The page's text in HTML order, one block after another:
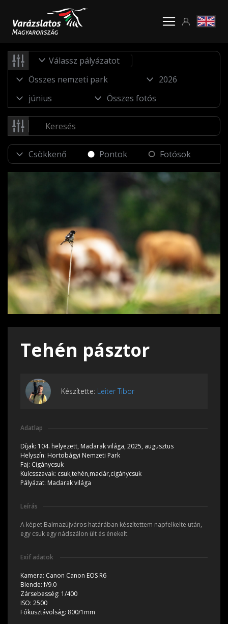
Válassz pályázatot
Pontok Fotósok
Tehén pásztor
Készítette: Leiter Tibor
Adatlap
Díjak: 104. helyezett, Madarak világa, 2025, augusztus
Helyszín: Hortobágyi Nemzeti Park
Faj: Cigánycsuk
Kulcsszavak: csuk,tehén,madár,cigánycsuk
Pályázat: Madarak világa
Leírás
A képet Balmazújváros határában készítettem napfelkelte után,
egy csuk egy nádszálon ült és énekelt.
Exif adatok
Kamera: Canon Canon EOS R6
Blende:f/9.0
Zársebesség: 1/400
ISO: 2500
Fókusztávolság: 800/1mm